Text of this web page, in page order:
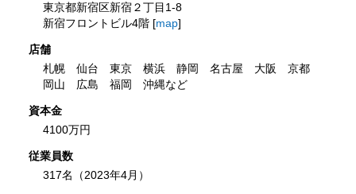
東京都新宿区新宿２丁目1-8
新宿フロントビル4階 [map]
店舗
札幌 仙台 東京 横浜 静岡 名古屋 大阪 京都
岡山 広島 福岡 沖縄など
資本金
4100万円
従業員数
317名（2023年4月）